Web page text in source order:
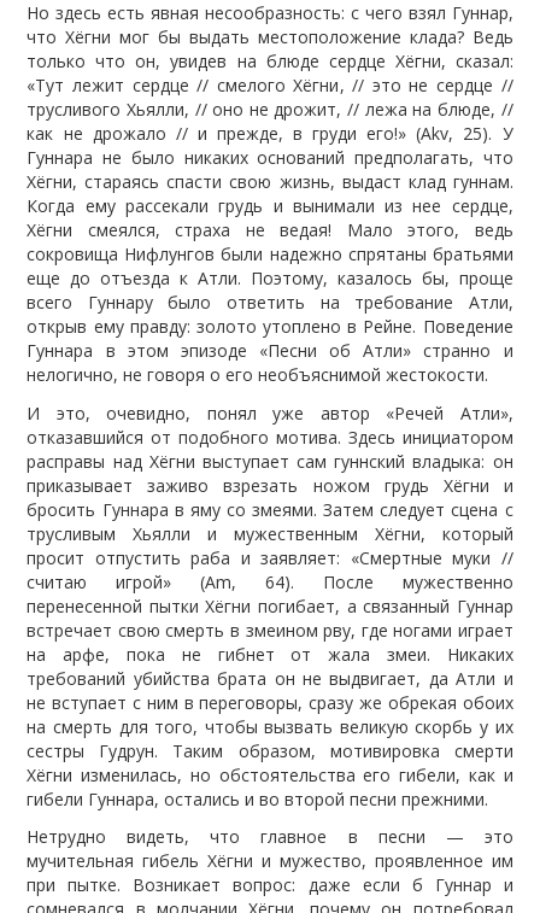
Но здесь есть явная несообразность: с чего взял Гуннар,
что Хёгни мог бы выдать местоположение клада? Ведь
только что он, увидев на блюде сердце Хёгни, сказал:
«Тут лежит сердце // смелого Хёгни, // это не сердце //
трусливого Хьялли, // оно не дрожит, // лежа на блюде, //
как не дрожало // и прежде, в груди его!» (Akv, 25). У
Гуннара не было никаких оснований предполагать, что
Хёгни, стараясь спасти свою жизнь, выдаст клад гуннам.
Когда ему рассекали грудь и вынимали из нее сердце,
Хёгни смеялся, страха не ведая! Мало этого, ведь
сокровища Нифлунгов были надежно спрятаны братьями
еще до отъезда к Атли. Поэтому, казалось бы, проще
всего Гуннару было ответить на требование Атли,
открыв ему правду: золото утоплено в Рейне. Поведение
Гуннара в этом эпизоде «Песни об Атли» странно и
нелогично, не говоря о его необъяснимой жестокости.
И это, очевидно, понял уже автор «Речей Атли»,
отказавшийся от подобного мотива. Здесь инициатором
расправы над Хёгни выступает сам гуннский владыка: он
приказывает заживо взрезать ножом грудь Хёгни и
бросить Гуннара в яму со змеями. Затем следует сцена с
трусливым Хьялли и мужественным Хёгни, который
просит отпустить раба и заявляет: «Смертные муки //
считаю игрой» (Am, 64). После мужественно
перенесенной пытки Хёгни погибает, а связанный Гуннар
встречает свою смерть в змеином рву, где ногами играет
на арфе, пока не гибнет от жала змеи. Никаких
требований убийства брата он не выдвигает, да Атли и
не вступает с ним в переговоры, сразу же обрекая обоих
на смерть для того, чтобы вызвать великую скорбь у их
сестры Гудрун. Таким образом, мотивировка смерти
Хёгни изменилась, но обстоятельства его гибели, как и
гибели Гуннара, остались и во второй песни прежними.
Нетрудно видеть, что главное в песни — это
мучительная гибель Хёгни и мужество, проявленное им
при пытке. Возникает вопрос: даже если б Гуннар и